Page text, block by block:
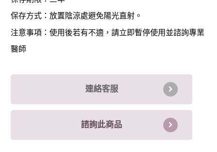
保存方式：放置陰涼處避免陽光直射。
注意事項：使用後若有不適，請立即暫停使用並諮詢專業
醫師
連絡客服
諮詢此商品